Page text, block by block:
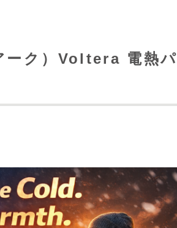
ク）Voltera 電熱パ